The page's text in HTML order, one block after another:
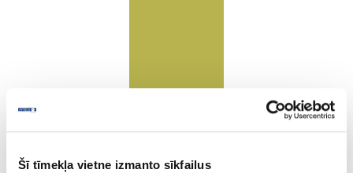
Šī tīmekļa vietne izmanto sīkfailus